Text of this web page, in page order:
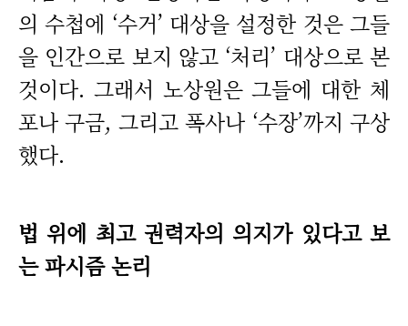
의 수첩에 ‘수거’ 대상을 설정한 것은 그들
을 인간으로 보지 않고 ‘처리’ 대상으로 본
것이다. 그래서 노상원은 그들에 대한 체
포나 구금, 그리고 폭사나 ‘수장’까지 구상
했다.
법 위에 최고 권력자의 의지가 있다고 보
는 파시즘 논리